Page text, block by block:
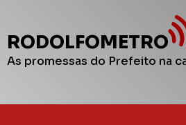
RODOLFOMETRO
As promessas do Prefeito na